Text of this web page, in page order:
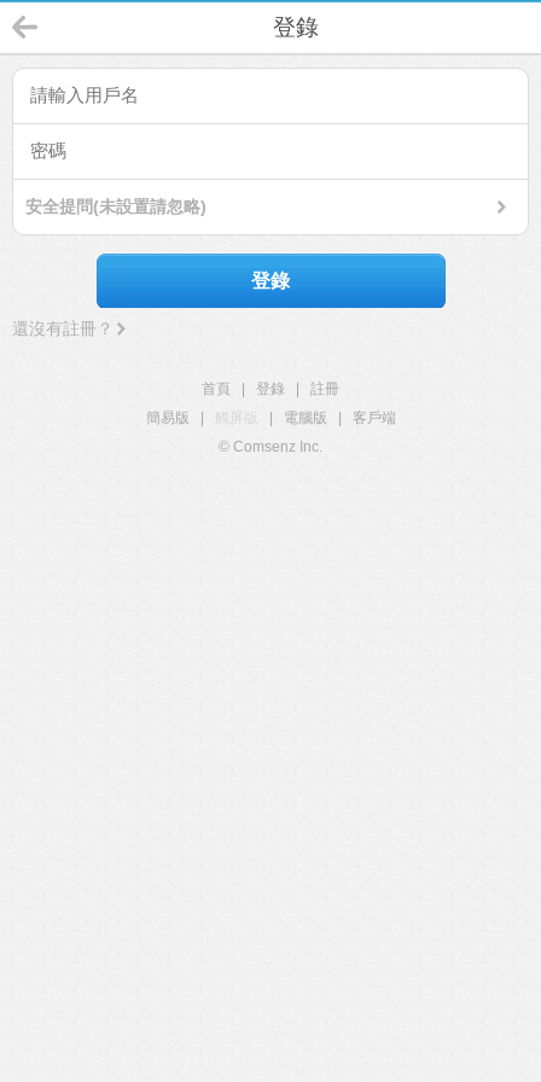
登錄
安全提問(未設置請忽略)
登錄
還沒有註冊？
首頁 登錄
註冊
簡易版
觸屏版 電腦版
客戶端
© Comsenz Inc.